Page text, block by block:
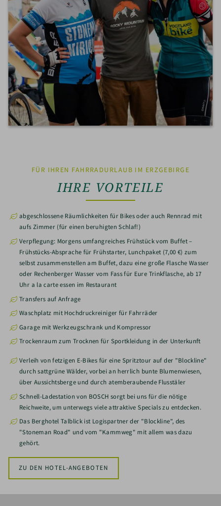
FÜR IHREN FAHRRADURLAUB IM ERZGEBIRGE
IHRE VORTEILE
abgeschlossene Räumlichkeiten für Bikes oder auch Rennrad mit
aufs Zimmer (für einen beruhigten Schlaf!)
Verpflegung: Morgens umfangreiches Frühstück vom Buffet –
Frühstücks-Absprache für Frühstarter, Lunchpaket (7,00 €) zum
selbst zusammenstellen am Buffet, dazu eine große Flasche Wasser
oder Rechenberger Wasser vom Fass für Eure Trinkflasche, ab 17
Uhr a la carte essen im Restaurant
Transfers auf Anfrage
Waschplatz mit Hochdruckreiniger für Fahrräder
Garage mit Werkzeugschrank und Kompressor
Trockenraum zum Trocknen für Sportkleidung in der Unterkunft
Verleih von fetzigen E-Bikes für eine Spritztour auf der "Blockline"
durch sattgrüne Wälder, vorbei an herrlich bunte Blumenwiesen,
über Aussichtsberge und durch atemberaubende Flusstäler
Schnell-Ladestation von BOSCH sorgt bei uns für die nötige
Reichweite, um unterwegs viele attraktive Specials zu entdecken.
Das Berghotel Talblick ist Logispartner der "Blockline", des
"Stoneman Road" und vom "Kammweg" mit allem was dazu
gehört.
ZU DEN HOTEL-ANGEBOTEN